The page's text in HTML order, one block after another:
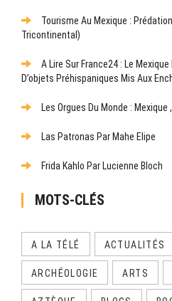
Tourisme Au Mexique :
Tricontinental)
A Lire Sur France24 : Le
D’objets Préhispaniques Mis Aux
Les Orgues Du Monde :
Las Patronas Par Mahe Elipe
Frida Kahlo Par Lucienne Bloch
MOTS-CLÉS
A LA TÉLÉ ACTUALITÉS
ARCHÉOLOGIE ARTS